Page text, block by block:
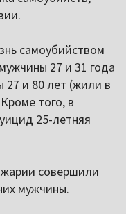
самоубийством
27 и 31 года
и 80 лет (жили в
того, в
25-летняя
совершили
мужчины.